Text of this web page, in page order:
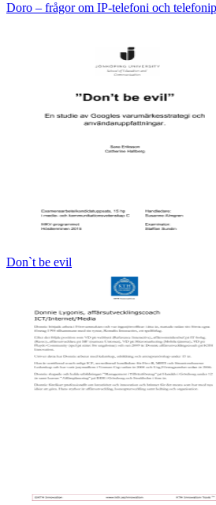
Doro – frågor om IP-telefoni och
Don`t be evil